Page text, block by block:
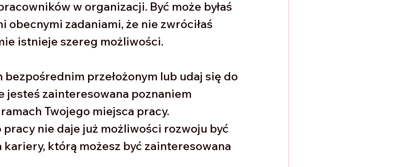
w organizacji. Być może byłaś
obecnymi zadaniami, że nie zwróciłaś
istnieje szereg możliwości.
bezpośrednim przełożonym lub udaj się do
jesteś zainteresowana poznaniem
Twojego miejsca pracy.
nie daje już możliwości rozwoju być
kariery, którą możesz być zainteresowana